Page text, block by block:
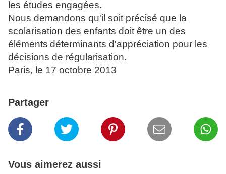
les études engagées.
Nous demandons qu'il soit précisé que la
scolarisation des enfants doit être un des
éléments déterminants d'appréciation pour les
décisions de régularisation.
Paris, le 17 octobre 2013
Partager
Vous aimerez aussi